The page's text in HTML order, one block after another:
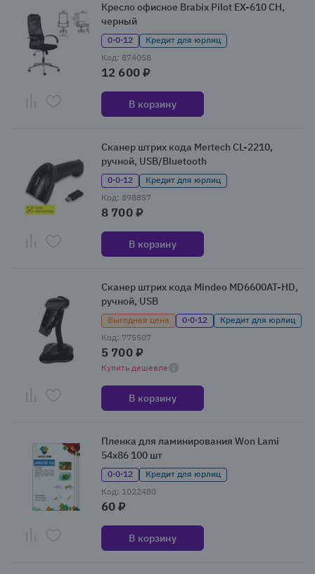
Кресло офисное Brabix Pilot EX-610 CH,
черный
0·0·12
Кредит для юрлиц
Код: 874058
12 600 ₽
В корзину
Сканер штрих кода Mertech CL-2210,
ручной, USB/Bluetooth
0·0·12
Кредит для юрлиц
Код: 898857
8 700 ₽
В корзину
Сканер штрих кода Mindeo MD6600AT-HD,
ручной, USB
Выгодная цена 0·0·12
Кредит для юрлиц
Код: 775507
5 700 ₽
Купить дешевле
В корзину
Пленка для ламинирования Won Lami
54x86 100 шт
0·0·12
Кредит для юрлиц
Код: 1022480
60 ₽
В корзину